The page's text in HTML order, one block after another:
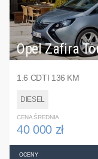
Opel Zafira
1.6 CDTI 136 KM
DIESEL
CENA ŚREDNIA
40 000 zł
OCENY